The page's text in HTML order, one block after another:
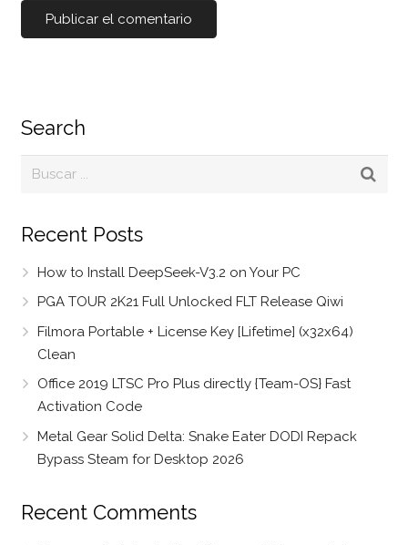
Search
Recent Posts
How to Install DeepSeek-V3.2 on Your PC
PGA TOUR 2K21 Full Unlocked FLT Release Qiwi
Filmora Portable + License Key [Lifetime] (x32x64)
Clean
Office 2019 LTSC Pro Plus directly {Team-OS} Fast
Activation Code
Metal Gear Solid Delta: Snake Eater DODI Repack
Bypass Steam for Desktop 2026
Recent Comments